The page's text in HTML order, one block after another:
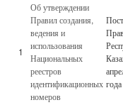
1
Об утверждении
Правил создания,
ведения и
использования
Национальных
реестров
идентификационных
номеров